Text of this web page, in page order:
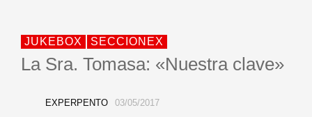
JUKEBOX SECCIONEX
La Sra. Tomasa: «Nuestra clave»
EXPERPENTO 03/05/2017